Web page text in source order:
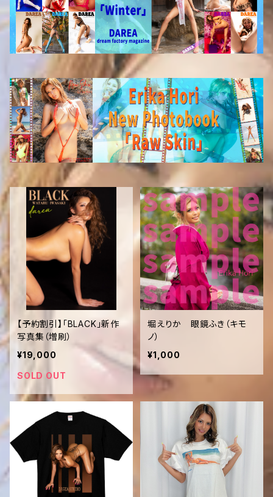
【予約割引】「BLACK」新作
写真集（増刷）
¥19,000
SOLD OUT
堀えりか 眼鏡ふき（キモ
ノ）
¥1,000